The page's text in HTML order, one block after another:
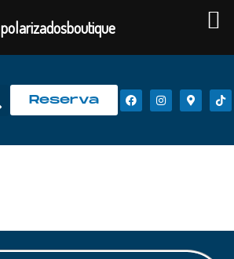
Reserva
polarizadosboutique